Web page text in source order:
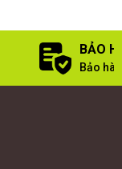
BẢO
Bảo